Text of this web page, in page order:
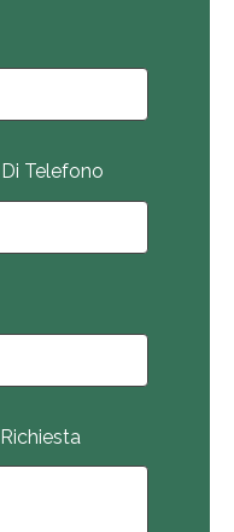
Telefono